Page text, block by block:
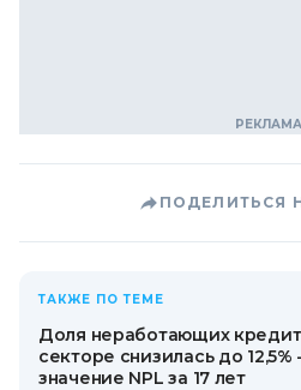
ПОДЕЛИТЬСЯ
ТАКЖЕ ПО ТЕМЕ
Доля неработающих
секторе снизилась до
значение NPL за 17 лет